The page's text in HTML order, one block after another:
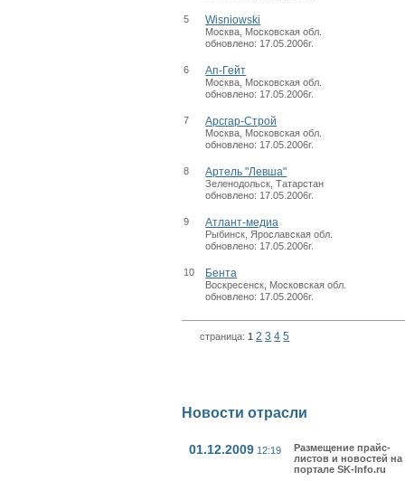
5 Wisniowski
Москва, Московская обл.
обновлено: 17.05.2006г.
6 Ап-Гейт
Москва, Московская обл.
обновлено: 17.05.2006г.
7 Арсгар-Строй
Москва, Московская обл.
обновлено: 17.05.2006г.
8 Артель "Левша"
Зеленодольск, Татарстан
обновлено: 17.05.2006г.
9 Атлант-медиа
Рыбинск, Ярославская обл.
обновлено: 17.05.2006г.
10 Бента
Воскресенск, Московская обл.
обновлено: 17.05.2006г.
страница:1 2 3 4 5
Новости отрасли
01.12.2009 12:19
Размещение прайс-
листов и новостей на
портале SK-Info.ru